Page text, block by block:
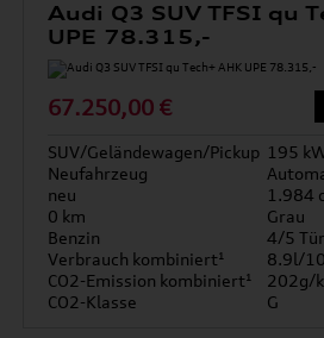
Audi Q3 SUV TFSI qu
UPE 78.315,-
67.250,00 €
SUV/Geländewagen/Pickup 195
Neufahrzeug
neu
1.984
0 km
Grau
Benzin
4/5
Verbrauch kombiniert¹
8.9l/
CO2-Emission kombiniert¹
202g/
CO2-Klasse
G